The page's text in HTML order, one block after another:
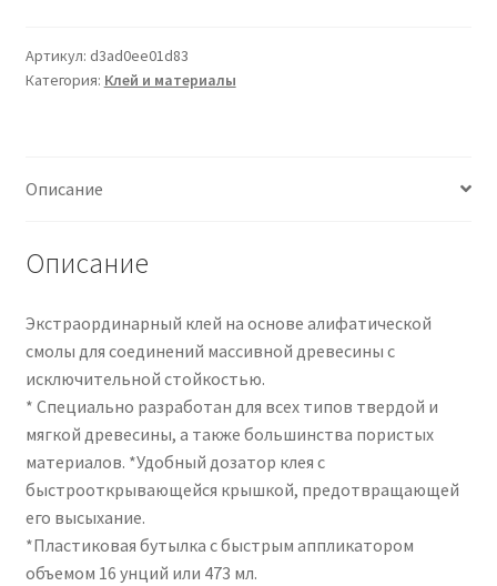
Original
16oz
Артикул: d3ad0ee01d83
Категория: Клей и материалы
Описание
Описание
Экстраординарный клей на основе алифатической
смолы для соединений массивной древесины с
исключительной стойкостью.
* Специально разработан для всех типов твердой и
мягкой древесины, а также большинства пористых
материалов. *Удобный дозатор клея с
быстрооткрывающейся крышкой, предотвращающей
его высыхание.
*Пластиковая бутылка с быстрым аппликатором
объемом 16 унций или 473 мл.